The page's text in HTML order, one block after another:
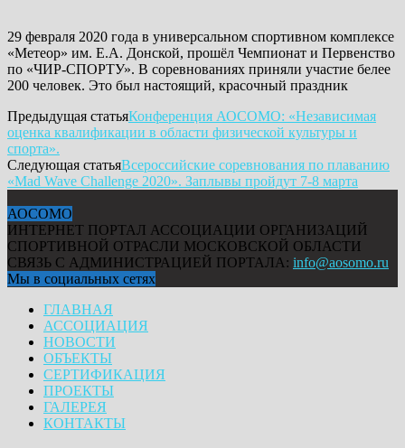
29 февраля 2020 года в универсальном спортивном комплексе
«Метеор» им. Е.А. Донской, прошёл Чемпионат и Первенство
по «ЧИР-СПОРТУ». В соревнованиях приняли участие белее
200 человек. Это был настоящий, красочный праздник
Предыдущая статьяКонференция АОСОМО: «Независимая
оценка квалификации в области физической культуры и
спорта».
Следующая статьяВсероссийские соревнования по плаванию
«Mad Wave Challenge 2020». Заплывы пройдут 7-8 марта
АОСОМО
ИНТЕРНЕТ ПОРТАЛ АССОЦИАЦИИ ОРГАНИЗАЦИЙ
СПОРТИВНОЙ ОТРАСЛИ МОСКОВСКОЙ ОБЛАСТИ
СВЯЗЬ С АДМИНИСТРАЦИЕЙ ПОРТАЛА: info@aosomo.ru
Мы в социальных сетях
ГЛАВНАЯ
АССОЦИАЦИЯ
НОВОСТИ
ОБЪЕКТЫ
СЕРТИФИКАЦИЯ
ПРОЕКТЫ
ГАЛЕРЕЯ
КОНТАКТЫ